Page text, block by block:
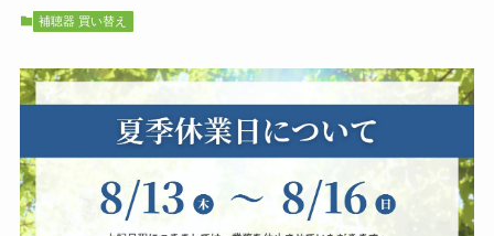
補聴器 買い替え